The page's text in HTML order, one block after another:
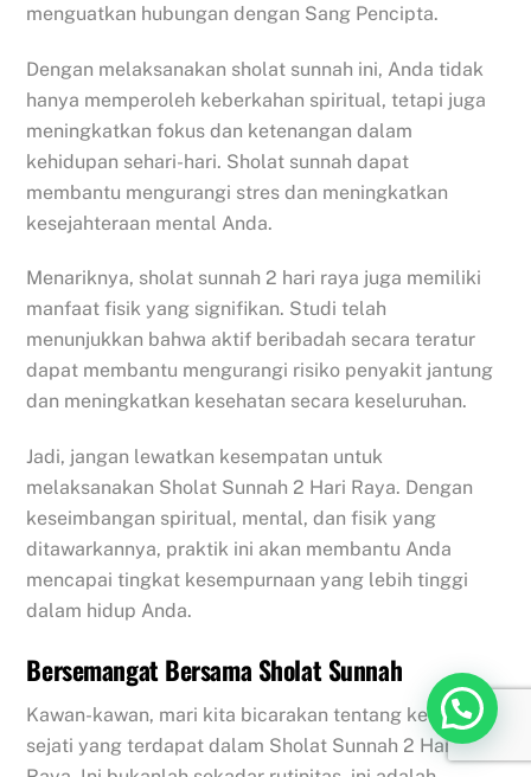
menguatkan hubungan dengan Sang Pencipta.
Dengan melaksanakan sholat sunnah ini, Anda tidak
hanya memperoleh keberkahan spiritual, tetapi juga
meningkatkan fokus dan ketenangan dalam
kehidupan sehari-hari. Sholat sunnah dapat
membantu mengurangi stres dan meningkatkan
kesejahteraan mental Anda.
Menariknya, sholat sunnah 2 hari raya juga memiliki
manfaat fisik yang signifikan. Studi telah
menunjukkan bahwa aktif beribadah secara teratur
dapat membantu mengurangi risiko penyakit jantung
dan meningkatkan kesehatan secara keseluruhan.
Jadi, jangan lewatkan kesempatan untuk
melaksanakan Sholat Sunnah 2 Hari Raya. Dengan
keseimbangan spiritual, mental, dan fisik yang
ditawarkannya, praktik ini akan membantu Anda
mencapai tingkat kesempurnaan yang lebih tinggi
dalam hidup Anda.
Bersemangat Bersama Sholat Sunnah
Kawan-kawan, mari kita bicarakan tentang kekuatan
sejati yang terdapat dalam Sholat Sunnah 2 Hari